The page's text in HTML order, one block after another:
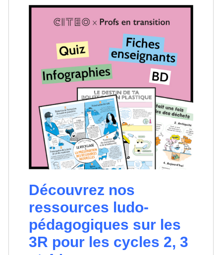
Découvrez nos
ressources ludo-
pédagogiques sur les
3R pour les cycles 2, 3